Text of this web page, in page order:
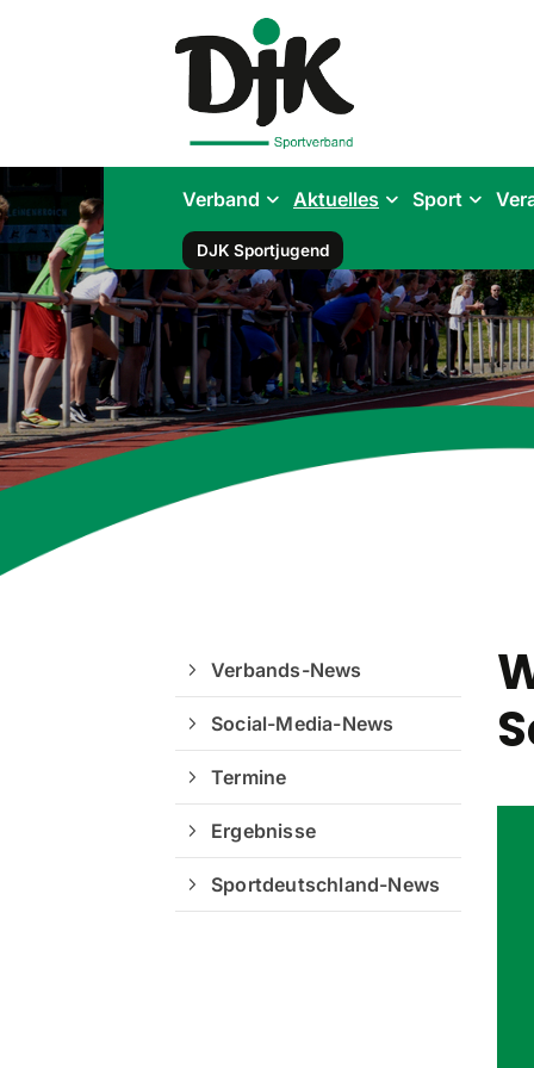
Verband Aktuelles Sport
DJK Sportjugend
Verbands-News
Social-Media-News
Termine
Ergebnisse
Sportdeutschland-News